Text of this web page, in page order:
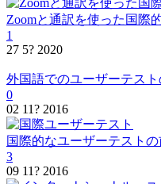
Zoomと通訳を使った国際
1
27 5? 2020
外国語でのユーザーテス
0
02 11? 2016
国際的なユーザーテスト
3
09 11? 2016